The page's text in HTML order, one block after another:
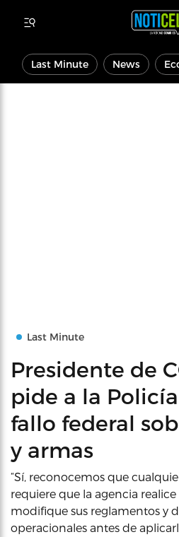
Last Minute News
Last Minute
Presidente de
pide a la
fallo federal
y armas
“Sí, reconocemos que
requiere que la agencia
modifique sus reglamentos y
operacionales antes de